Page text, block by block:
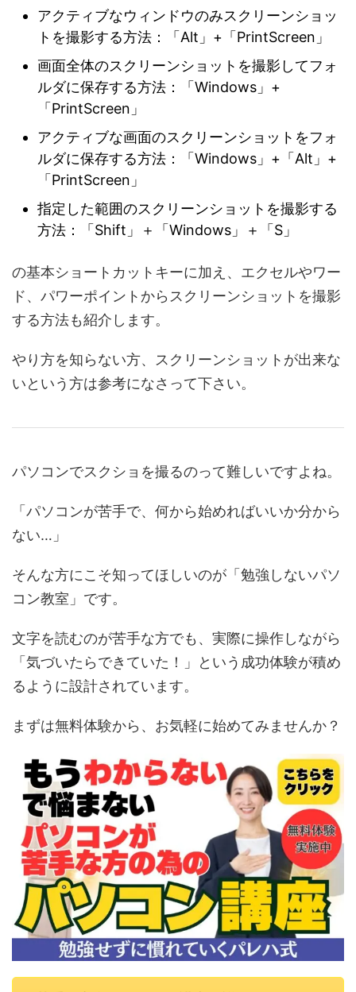
アクティブなウィンドウのみスクリーンショッ
トを撮影する方法：「Alt」+「PrintScreen」
画面全体のスクリーンショットを撮影してフォ
ルダに保存する方法：「Windows」+
「PrintScreen」
アクティブな画面のスクリーンショットをフォ
ルダに保存する方法：「Windows」+「Alt」+
「PrintScreen」
指定した範囲のスクリーンショットを撮影する
方法：「Shift」＋「Windows」＋「S」
の基本ショートカットキーに加え、エクセルやワー
ド、パワーポイントからスクリーンショットを撮影
する方法も紹介します。
やり方を知らない方、スクリーンショットが出来な
いという方は参考になさって下さい。
パソコンでスクショを撮るのって難しいですよね。
「パソコンが苦手で、何から始めればいいか分から
ない…」
そんな方にこそ知ってほしいのが「勉強しないパソ
コン教室」です。
文字を読むのが苦手な方でも、実際に操作しながら
「気づいたらできていた！」という成功体験が積め
るように設計されています。
まずは無料体験から、お気軽に始めてみませんか？